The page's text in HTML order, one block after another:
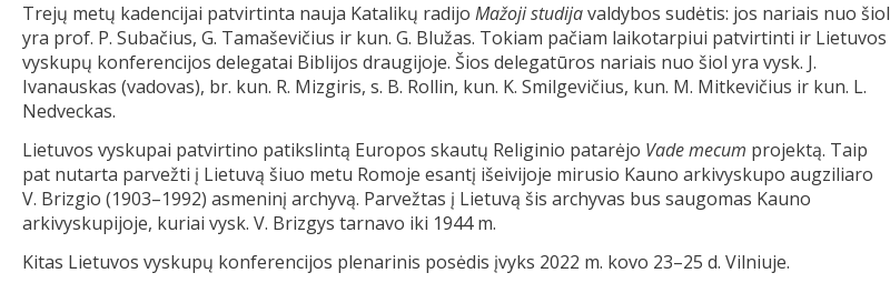
Trejų metų kadencijai patvirtinta nauja Katalikų radijo Mažoji studijavaldybos sudėtis: jos nariais nuo šiol
yra prof. P. Subačius, G. Tamaševičius ir kun. G. Blužas. Tokiam pačiam laikotarpiui patvirtinti ir Lietuvos
vyskupų konferencijos delegatai Biblijos draugijoje. Šios delegatūros nariais nuo šiol yra vysk. J.
Ivanauskas (vadovas), br. kun. R. Mizgiris, s. B. Rollin, kun. K. Smilgevičius, kun. M. Mitkevičius ir kun. L.
Nedveckas.
Lietuvos vyskupai patvirtino patikslintą Europos skautų Religinio patarėjo Vade mecum projektą. Taip
pat nutarta parvežti į Lietuvą šiuo metu Romoje esantį išeivijoje mirusio Kauno arkivyskupo augziliaro
V. Brizgio (1903–1992) asmeninį archyvą. Parvežtas į Lietuvą šis archyvas bus saugomas Kauno
arkivyskupijoje, kuriai vysk. V. Brizgys tarnavo iki 1944 m.
Kitas Lietuvos vyskupų konferencijos plenarinis posėdis įvyks 2022 m. kovo 23–25 d. Vilniuje.